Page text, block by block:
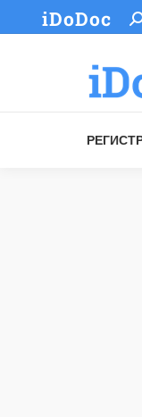
iDoDoc